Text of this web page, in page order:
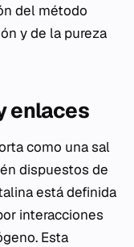
del método
y de la pureza
enlaces
como una sal
dispuestos de
está definida
interacciones
Esta